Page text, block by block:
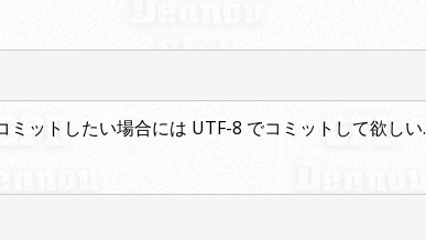
ットしたい場合には UTF-8 でコミットして欲しい.